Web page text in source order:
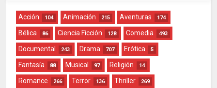
Acción 104 Animación 215 Aventuras 174
Bélica 86 Ciencia Ficción 128 Comedia 493
Documental 243 Drama 707 Erótica 5
Fantasía 88 Musical 97 Religión 14
Romance 266 Terror 136 Thriller 269